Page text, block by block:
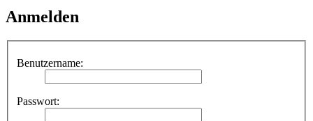
Anmelden
Benutzername:
Passwort: